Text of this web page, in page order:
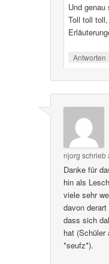
Und
Toll toll
Antworten
njorg schrieb
Danke für
hin als
viele sehr
davon
dass sich
hat
*seufz*).